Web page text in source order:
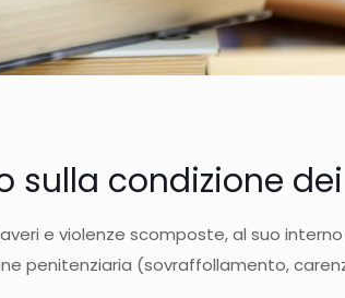
sulla condizione
e violenze scomposte, al suo
penitenziaria (sovraffollamento,